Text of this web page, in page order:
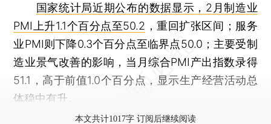
国家统计局近期公布的数据显示，2月制造业
PMI上升1.1个百分点至50.2 ，重回扩张区间；服务
业PMI则下降0.3个百分点至临界点50.0；主要受制
造业景气改善的影响，当月综合PMI产出指数录得
51.1，高于前值1.0个百分点，显示生产经营活动总
体稳中有升。
本文共计1017字 订阅后继续阅读